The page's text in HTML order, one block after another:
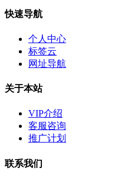
快速导航
个人中心
标签云
网址导航
关于本站
VIP介绍
客服咨询
推广计划
联系我们